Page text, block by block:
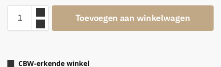
Toevoegen aan winkelwagen
CBW-erkende winkel